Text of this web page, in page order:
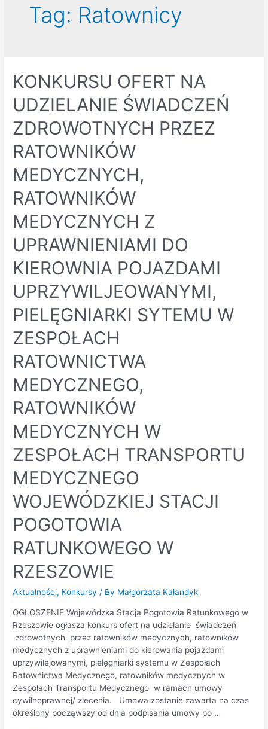
Tag: Ratownicy
KONKURSU OFERT NA
UDZIELANIE ŚWIADCZEŃ
ZDROWOTNYCH PRZEZ
RATOWNIKÓW
MEDYCZNYCH,
RATOWNIKÓW
MEDYCZNYCH Z
UPRAWNIENIAMI DO
KIEROWNIA POJAZDAMI
UPRZYWILJEOWANYMI,
PIELĘGNIARKI SYTEMU W
ZESPOŁACH
RATOWNICTWA
MEDYCZNEGO,
RATOWNIKÓW
MEDYCZNYCH W
ZESPOŁACH TRANSPORTU
MEDYCZNEGO
WOJEWÓDZKIEJ STACJI
POGOTOWIA
RATUNKOWEGO W
RZESZOWIE
Aktualności, Konkursy / By Małgorzata Kalandyk
OGŁOSZENIE Wojewódzka Stacja Pogotowia Ratunkowego w
Rzeszowie ogłasza konkurs ofert na udzielanie świadczeń
zdrowotnych przez ratowników medycznych, ratowników
medycznych z uprawnieniami do kierowania pojazdami
uprzywilejowanymi, pielęgniarki systemu w Zespołach
Ratownictwa Medycznego, ratowników medycznych w
Zespołach Transportu Medycznego w ramach umowy
cywilnoprawnej/ zlecenia. Umowa zostanie zawarta na czas
określony począwszy od dnia podpisania umowy po …